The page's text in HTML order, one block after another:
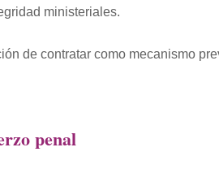
ministeriales.
de contratar como mecanismo
penal